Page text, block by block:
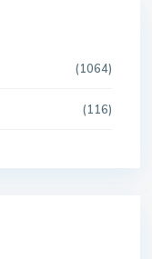
(1064)
(116)